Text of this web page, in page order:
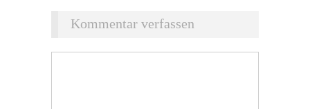
Kommentar verfassen